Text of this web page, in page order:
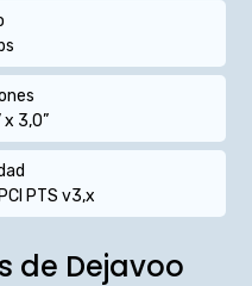
x 3,0”
PTS v3,x
de Dejavoo